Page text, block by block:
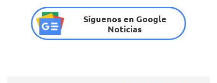
Síguenos en Google
Noticias